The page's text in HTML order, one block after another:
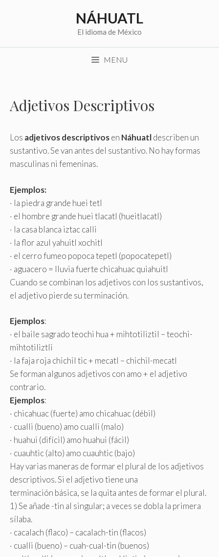
NÁHUATL
El idioma de México
MENU
Adjetivos Descriptivos
Los adjetivosdescriptivosen Náhuatldescriben un
sustantivo. Se van antes del sustantivo. No hay formas
masculinas ni femeninas.
Ejemplos:
· la piedra grande huei tetl
· el hombre grande huei tlacatl (hueitlacatl)
· la casa blanca iztac calli
· la flor azul yahuitl xochitl
· el cerro fumeo popoca tepetl (popocatepetl)
· aguacero = lluvia fuerte chicahuac quiahuitl
Cuando se combinan los adjetivos con los sustantivos,
el adjetivo pierde su terminación.
Ejemplos:
· el baile sagrado teochi hua + mihtotiliztil – teochi-
mihtotiliztli
· la faja roja chichil tic + mecatl – chichil-mecatl
Se forman algunos adjetivos con amo + el adjetivo
contrario.
Ejemplos:
· chicahuac (fuerte) amo chicahuac (débil)
· cualli (bueno) amo cualli (malo)
· huahui (difícil) amo huahui (fácil)
· cuauhtic (alto) amo cuauhtic (bajo)
Hay varias maneras de formar el plural de los adjetivos
descriptivos. Si el adjetivo tiene una
terminación básica, se la quita antes de formar el plural.
1) Se añade -tin al singular; a veces se dobla la primera
sílaba.
· cacalach (flaco) – cacalach-tin (flacos)
· cualli (bueno) – cuah-cual-tin (buenos)